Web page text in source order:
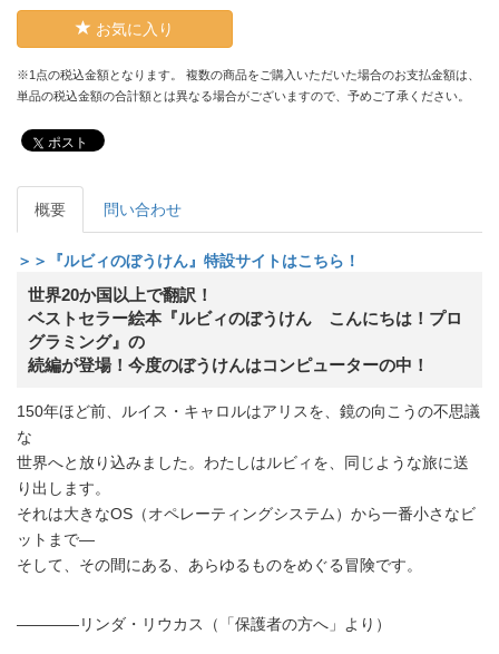
お気に入り
※1点の税込金額となります。 複数の商品をご購入いただいた場合のお支払金額は、
単品の税込金額の合計額とは異なる場合がございますので、予めご了承ください。
ポスト
概要 問い合わせ
＞＞『ルビィのぼうけん』特設サイトはこちら！
世界20か国以上で翻訳！
ベストセラー絵本『ルビィのぼうけん こんにちは！プロ
グラミング』の
続編が登場！今度のぼうけんはコンピューターの中！
150年ほど前、ルイス・キャロルはアリスを、鏡の向こうの不思議
な
世界へと放り込みました。わたしはルビィを、同じような旅に送
り出します。
それは大きなOS（オペレーティングシステム）から一番小さなビ
ットまで―
そして、その間にある、あらゆるものをめぐる冒険です。
――――リンダ・リウカス（「保護者の方へ」より）